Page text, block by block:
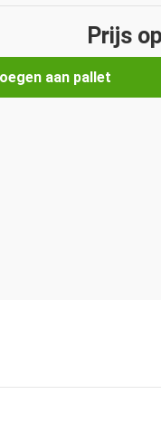
Prijs
aan pallet